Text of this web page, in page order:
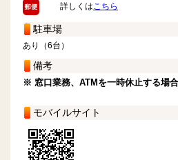
詳しくはこちら
駐車場
あり（6台）
備考
※ 窓口業務、ATMを一時休止する場合
モバイルサイト